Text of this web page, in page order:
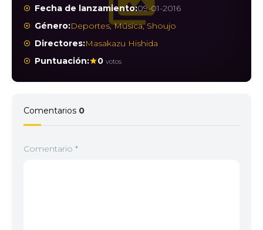
Fecha de lanzamiento:09-01-2016
Género:Deportes,Música,Shoujo
Directores:Masakazu Hishida
Puntuación:
0 votos
Comentarios 0
Comentario *